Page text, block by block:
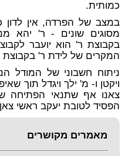
כמותית.
במצב של הפרדה, אין לדון
מסוגים שונים - ר' יהא
בקבוצת ר' הוא יועבר
המקרים של לידת ר'
ניתוח חשבוני של המודל
ויקטן ו- מ' ילך ויגדל תוך
צאנו אף שתנאי הפתיחה
הפסיד לטובת יעקב ראשי
מאמרים מקושרים